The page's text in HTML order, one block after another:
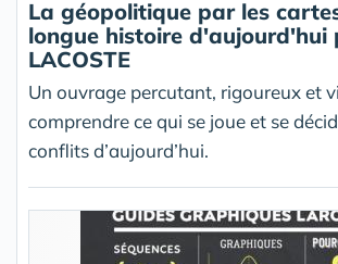
La géopolitique par les
longue histoire d'aujourd'hui
LACOSTE
Un ouvrage percutant, rigoureux et
comprendre ce qui se joue et se
conflits d’aujourd’hui.